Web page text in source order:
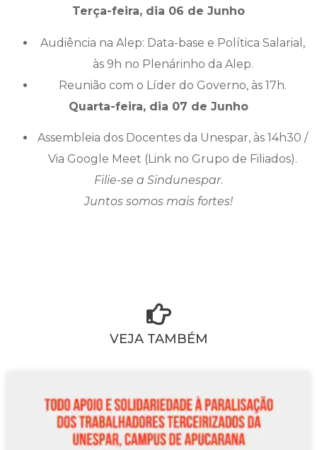
Terça-feira, dia 06 de Junho
Audiência na Alep: Data-base e Política Salarial,
às 9h no Plenárinho da Alep.
Reunião com o Líder do Governo, às 17h.
Quarta-feira, dia 07 de Junho
Assembleia dos Docentes da Unespar, às 14h30 /
Via Google Meet (Link no Grupo de Filiados).
Filie-se a Sindunespar.
Juntos somos mais fortes!
VEJA TAMBÉM